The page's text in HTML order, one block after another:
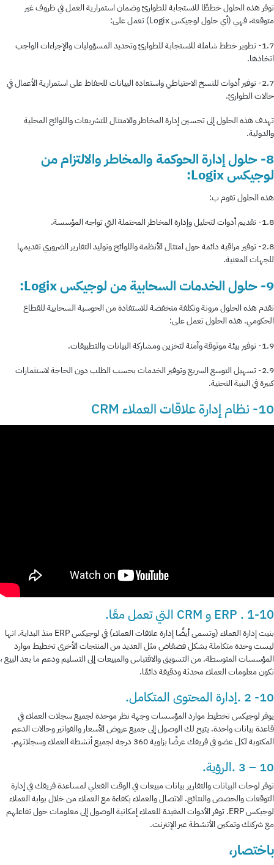
توفر هذه الحلول خططًا للاستجابة للطوارئ وضمان استمرارية العمل في ظروف غير
متوقعة، فهي (أي حلول لوجيكس Logix) تعمل على:
1.7- تطوير خطط شاملة للاستجابة للطوارئ وتحديد المسؤوليات والإجراءات الواجب
اتخاذها.
2.7- توفير أدوات للنسخ الاحتياطي واستعادة البيانات للحفاظ على استمرارية الأعمال في
حالات الطوارئ.
تهدف هذه الحلول إلى تحسين إدارة المخاطر والامتثال للتشريعات واللوائح المحلية
والدولية.
8- حلول إدارة الحوكمة والمخاطر والالتزام من
لوجيكس Logix:
هذه الحلول تقوم ب:
1.8- تقديم أدوات لتحليل وإدارة المخاطر المحتملة التي تواجه المؤسسة.
2.8- توفير مراقبة دائمة حول امتثال الأنظمة واللوائح وتوليد التقارير الضروري تقديمها
للجهات المعنية.
9- حلول الخدمات السحابية من لوجيكس Logix:
تقدم هذه الحلول مرونة وتكلفة منخفضة للاستفادة من الحوسبة السحابية للقطاع
الحكومي. هذه الحلول تعمل على:
1.9- توفير بيئة موثوقة وآمنة لتخزين ومشاركة البيانات والتطبيقات.
2.9- تسهيل التوسع السريع وتوفير الخدمات بحسب الطلب دون الحاجة لاستثمارات
كبيرة في البنية التحتية.
10- نظام إدارة علاقات العملاء CRM
1-10 . ERP و CRM التي تعمل معًا.
بنيت إدارة العملاء (وتسمى أيضًا إدارة علاقات العملاء) في لوجيكس ERP منذ البداية. انها
ليست وحدة متكاملة بشكل فضفاض مثل العديد من المنتجات الأخرى تخطيط موارد
المؤسسات المتوسطة. من التسويق والاقتباس والمبيعات إلى التسليم ودعم ما بعد البيع ،
تكون معلومات العملاء محدثة ودقيقة دائمًا.
10- 2 .إدارة المحتوى المتكامل.
يوفر لوجيكس تخطيط موارد المؤسسات وجهة نظر موحدة لجميع سجلات العملاء في
قاعدة بيانات واحدة. يتيح لك الوصول إلى جميع عروض الأسعار والفواتير وحالات الدعم
المكتوبة لكل عضو في فريقك عرضًا بزاوية 360 درجة لجميع أنشطة العملاء وسجلاتهم.
10 – 3 .الرؤية.
توفر لوحات البيانات والتقارير بيانات مبيعات في الوقت الفعلي لمساعدة فريقك في إدارة
التوقعات والحصص والنتائج. الاتصال والعملاء بكفاءة مع العملاء من خلال بوابة العملاء
لوجيكس ERP. توفر الأدوات المفيدة للعملاء إمكانية الوصول إلى معلومات حول تفاعلهم
مع شركتك وتمكين الأنشطة عبر الإنترنت.
باختصار،